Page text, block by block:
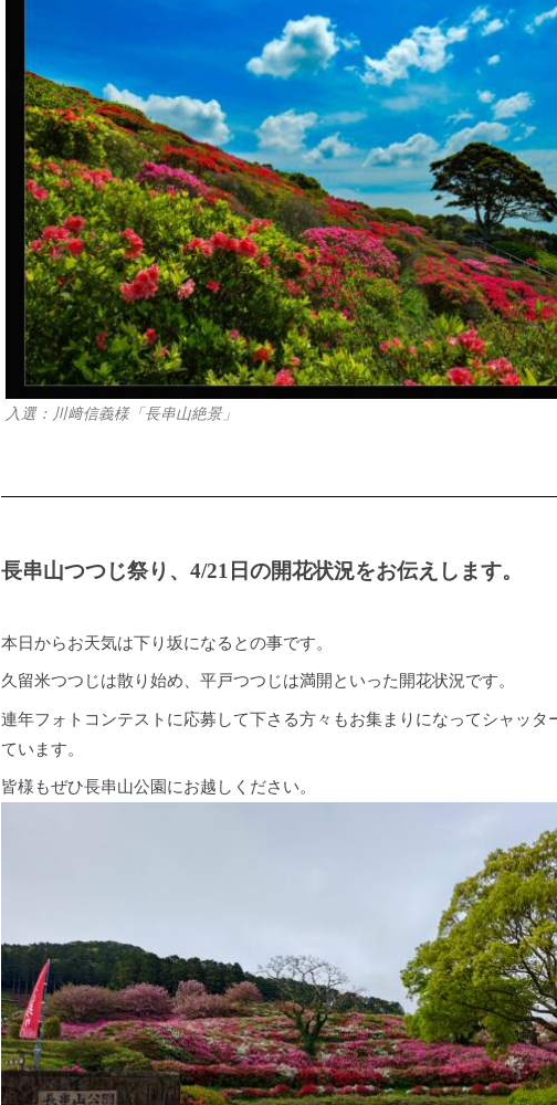
入選：川﨑信義様「長串山絶景」
長串山つつじ祭り、4/21日の開花状況をお伝えします。
本日からお天気は下り坂になるとの事です。
久留米つつじは散り始め、平戸つつじは満開といった開花状況です。
連年フォトコンテストに応募して下さる方々もお集まりになってシャッタ
ています。
皆様もぜひ長串山公園にお越しください。